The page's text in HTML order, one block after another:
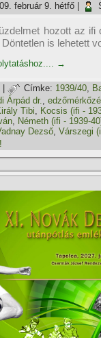
február 9. hétfő
hozott az ifi
is lehetett
→
| Címke: 1939/40,
Árpád dr.,
Tibi, Kocsis (ifi -
, Németh (ifi - 1939-
Dezső,Várszegi